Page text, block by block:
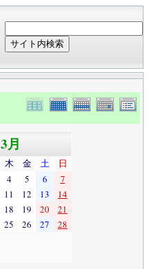
サイト内検索
3月
木 金 土
日
4 5 6
7
11 12 13
14
18 19 20
21
25 26 27
28